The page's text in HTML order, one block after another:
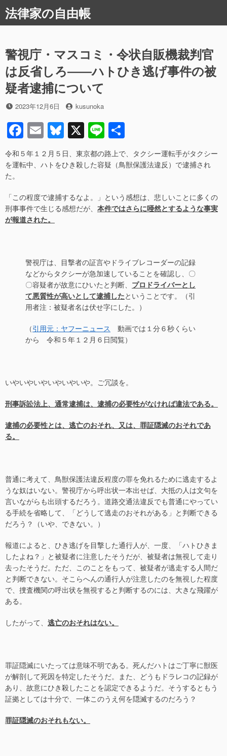
ン
テ
ツ
ス
ッ
プ
法律家の自由帳
警視庁・マスコミ・令状自販機裁判官
は反省しろ――ハトひき逃げ事件の被
疑者逮捕について
投
日
2023年12月6日
投
者
kusunoka
F
a
c
b
o
o
E
m
ail
Bl
u
e
y
X Li
n
e
有
令和５年１２月５日、東京都の路上で、タクシー運転手がタクシー
を運転中、ハトをひき殺した容疑（鳥獣保護法違反）で逮捕され
た。
「この程度で逮捕するなよ。」という感想は、悲しいことに多くの
刑事事件で生じる感想だが、 本件ではさらに唖然とするような事実
が報道された。
警視庁は、目撃者の証言やドライブレコーダーの記録
などからタクシーが急加速していることを確認し、〇
〇容疑者が故意にひいたと判断、 プロドライバーとし
て悪質性が高いとして逮捕したということです。（引
用者注：被疑者名は伏せ字にした。）
（引用元：ヤフーニュース 動画では１分６秒くらい
から 令和５年１２月６日閲覧）
いやいやいやいやいやいや。ご冗談を。
刑事訴訟法上、通常逮捕は、逮捕の必要性がなければ違法である。
逮捕の必要性とは、逃亡のおそれ、又は、罪証隠滅のおそれであ
る。
普通に考えて、鳥獣保護法違反程度の罪を免れるために逃走するよ
うな奴はいない。警視庁から呼出状一本出せば、大抵の人は文句を
言いながらも出頭するだろう。道路交通法違反でも普通にやってい
る手続を省略して、「どうして逃走のおそれがある」と判断できる
だろう？（いや、できない。）
報道によると、ひき逃げを目撃した通行人が、一度、「ハトひきま
したよね？」と被疑者に注意したそうだが、被疑者は無視して走り
去ったそうだ。ただ、このことをもって、被疑者が逃走する人間だ
と判断できない。そこらへんの通行人が注意したのを無視した程度
で、捜査機関の呼出状を無視すると判断するのには、大きな飛躍が
ある。
したがって、 逃亡のおそれはない。
罪証隠滅にいたっては意味不明である。死んだハトはご丁寧に獣医
が解剖して死因を特定したそうだ。また、どうもドラレコの記録が
あり、故意にひき殺したことを認定できるようだ。そうするともう
証拠としては十分で、一体このうえ何を隠滅するのだろう？
罪証隠滅のおそれもない。